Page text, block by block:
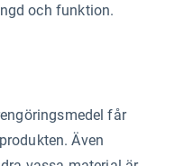
och funktion.
får
Även